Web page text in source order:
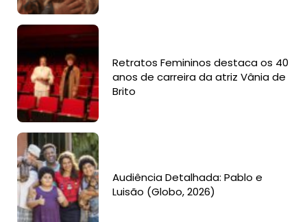
Retratos Femininos destaca os 40
anos de carreira da atriz Vânia de
Brito
Audiência Detalhada: Pablo e
Luisão (Globo, 2026)